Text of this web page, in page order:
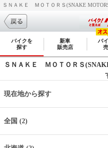
バイクを
探す
新車
販売店
バ
ＳＮＡＫＥ ＭＯＴＯＲＳ
現在地から探す
全国 (2)